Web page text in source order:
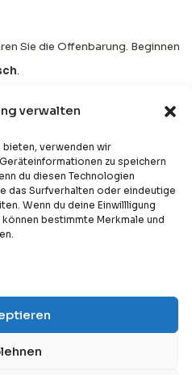
verwalten
bieten, verwenden wir
zu speichern
du diesen Technologien
das Surfverhalten oder eindeutige
Wenn du deine Einwillligung
bestimmte Merkmale und
Sie die Offenbarung. Beginnen
.
mit Denk
Verstehen des Qurans
testen